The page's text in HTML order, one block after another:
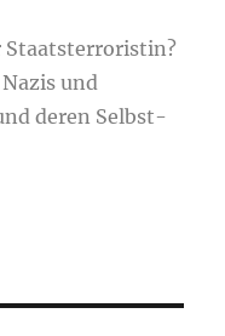
Staatsterroristin?
und
deren Selbst-